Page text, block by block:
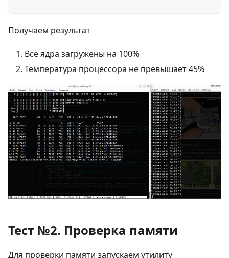
Получаем результат
Все ядра загружены на 100%
Температура процессора не превышает 45%
Тест №2. Проверка памяти
Для проверки памяти запускаем утилиту